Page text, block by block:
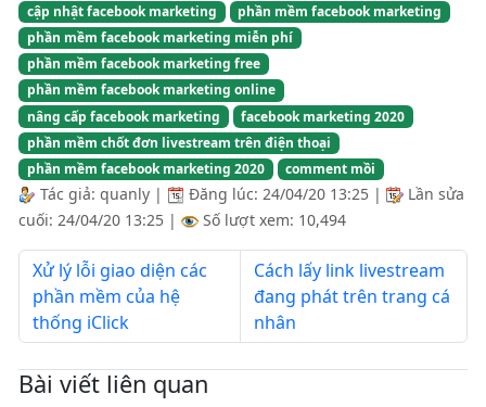
cập nhật facebook marketing
phần mềm facebook marketing
phần mềm facebook marketing miễn phí
phần mềm facebook marketing free
phần mềm facebook marketing online
nâng cấp facebook marketing
facebook marketing 2020
phần mềm chốt đơn livestream trên điện thoại
phần mềm facebook marketing 2020
comment mồi
Tác giả: quanly | Đăng lúc: 24/04/20 13:25 |
Lần sửa
cuối: 24/04/20 13:25 | Số lượt xem: 10,494
Xử lý lỗi giao diện các
phần mềm của hệ
thống iClick
Cách lấy link livestream
đang phát trên trang cá
nhân
Bài viết liên quan